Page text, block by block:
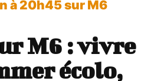
à 20h45 sur M6
M6 : vivre
écolo,